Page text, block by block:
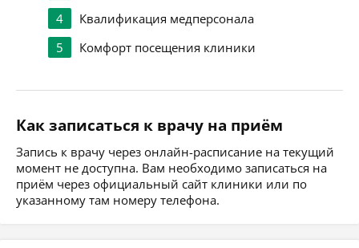
4
Квалификация медперсонала
5
Комфорт посещения клиники
Как записаться к врачу на приём
Запись к врачу через онлайн-расписание на текущий
момент не доступна. Вам необходимо записаться на
приём через официальный сайт клиники или по
указанному там номеру телефона.